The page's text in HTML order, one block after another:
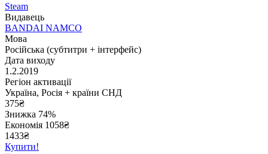
Steam
Видавець
BANDAI NAMCO
Мова
Російська (субтитри + інтерфейс)
Дата виходу
1.2.2019
Регіон активації
Україна, Росія + країни СНД
375₴
Знижка 74%
Економія 1058₴
1433₴
Купити!